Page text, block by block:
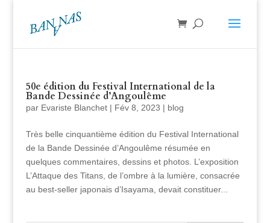
50e édition du Festival International de la
Bande Dessinée d’Angoulême
par Evariste Blanchet| Fév 8, 2023 | blog
Très belle cinquantième édition du Festival International
de la Bande Dessinée d’Angoulême résumée en
quelques commentaires, dessins et photos. L’exposition
L’Attaque des Titans, de l’ombre à la lumière, consacrée
au best-seller japonais d’Isayama, devait constituer...